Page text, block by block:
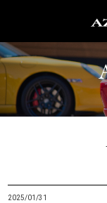
2025/01/31